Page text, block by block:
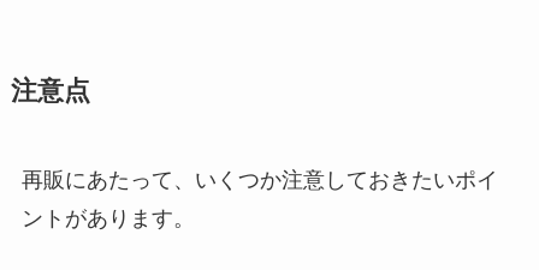
注意点
再販にあたって、いくつか注意しておきたいポイ
ントがあります。